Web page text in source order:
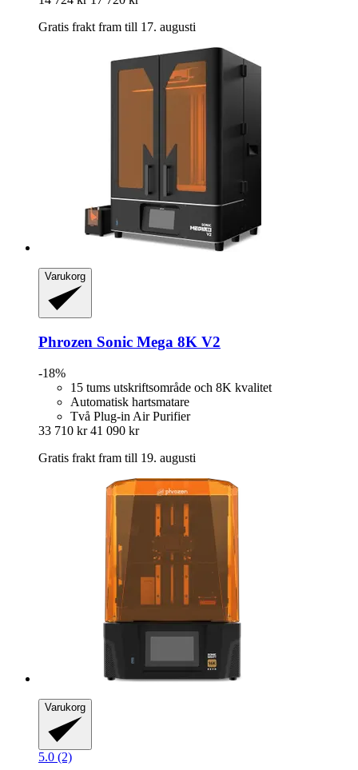
Gratis frakt fram till 17. augusti
Varukorg
Phrozen Sonic Mega 8K V2
-18%
15 tums utskriftsområde och 8K kvalitet
Automatisk hartsmatare
Två Plug-in Air Purifier
33 710 kr 41 090 kr
Gratis frakt fram till 19. augusti
Varukorg
5.0 (2)